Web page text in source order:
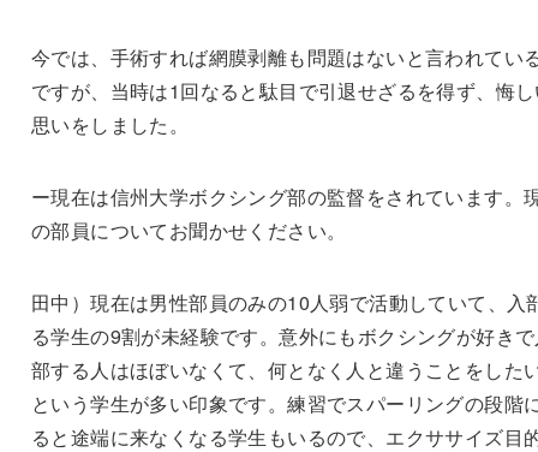
今では、手術すれば網膜剥離も問題はないと言われてい
ですが、当時は1回なると駄目で引退せざるを得ず、悔
思いをしました。
ー現在は信州大学ボクシング部の監督をされています。
の部員についてお聞かせください。
田中）現在は男性部員のみの10人弱で活動していて、入
る学生の9割が未経験です。意外にもボクシングが好き
部する人はほぼいなくて、何となく人と違うことをした
という学生が多い印象です。練習でスパーリングの段階
ると途端に来なくなる学生もいるので、エクササイズ目